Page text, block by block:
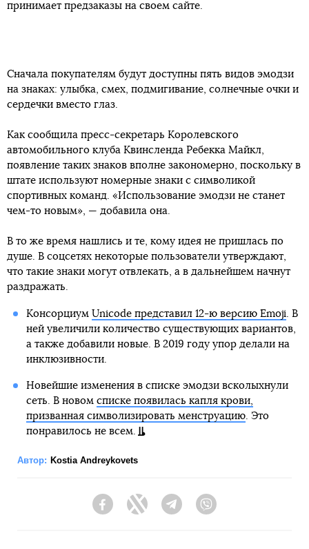
принимает предзаказы на своем сайте.
Сначала покупателям будут доступны пять видов эмодзи
на знаках: улыбка, смех, подмигивание, солнечные очки и
сердечки вместо глаз.
Как сообщила пресс-секретарь Королевского
автомобильного клуба Квинсленда Ребекка Майкл,
появление таких знаков вполне закономерно, поскольку в
штате используют номерные знаки с символикой
спортивных команд. «Использование эмодзи не станет
чем-то новым», — добавила она.
В то же время нашлись и те, кому идея не пришлась по
душе. В соцсетях некоторые пользователи утверждают,
что такие знаки могут отвлекать, а в дальнейшем начнут
раздражать.
Консорциум Unicode представил 12-ю версию Emoji. В
ней увеличили количество существующих вариантов,
а также добавили новые. В 2019 году упор делали на
инклюзивности.
Новейшие изменения в списке эмодзи всколыхнули
сеть. В новом списке появилась капля крови,
призванная символизировать менструацию. Это
понравилось не всем.
Автор: Kostia Andreykovets
FacebookTwitter Telegram